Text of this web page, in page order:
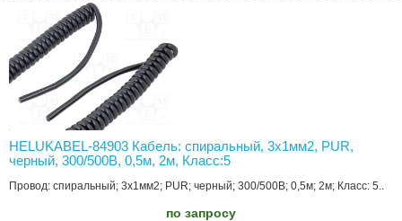
HELUKABEL-84903 Кабель: спиральный, 3x1мм2, PUR,
черный, 300/500В, 0,5м, 2м, Класс:5
Провод: спиральный; 3x1мм2; PUR; черный; 300/500В; 0,5м; 2м; Класс: 5..
по запросу